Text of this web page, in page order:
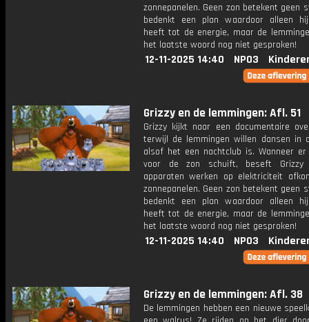
zonnepanelen. Geen zon betekent geen
bedenkt een plan waardoor alleen
heeft tot de energie, maar de
het laatste woord nog niet gesproken!
12-11-2025 14:40 NPO3
Grizzy en de lemmingen: Afl. 51
Grizzy kijkt naar een documentaire
terwijl de lemmingen willen dansen in
alsof het een nachtclub is. Wanneer
voor de zon schuift, beseft
apparaten werken op elektriciteit
zonnepanelen. Geen zon betekent geen
bedenkt een plan waardoor alleen
heeft tot de energie, maar de
het laatste woord nog niet gesproken!
12-11-2025 14:40 NPO3
Grizzy en de lemmingen: Afl. 38
De lemmingen hebben een nieuwe